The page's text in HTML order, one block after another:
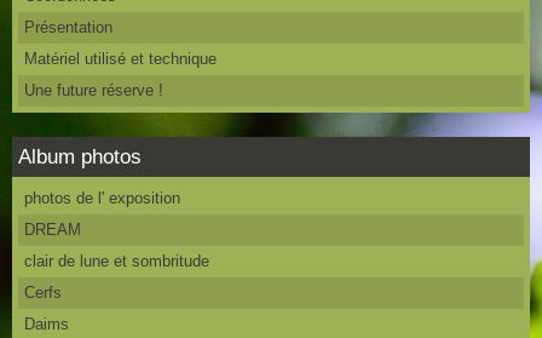
Présentation
Matériel utilisé et technique
Une future réserve !
Album photos
photos de l' exposition
DREAM
clair de lune et sombritude
Cerfs
Daims